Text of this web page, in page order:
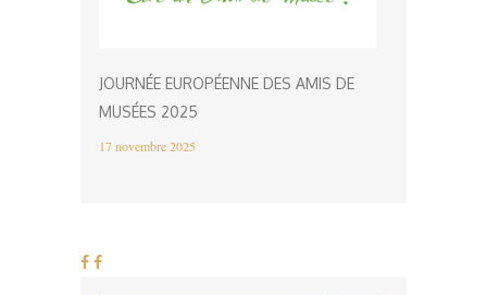
JOURNÉE EUROPÉENNE DES AMIS DE
MUSÉES 2025
17 novembre 2025